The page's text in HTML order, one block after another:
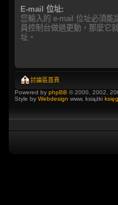
E-mail 位址:
您輸入的 e-mail 位址必須能
員控制台做過更動，那麼它
址。
討論區首頁
Powered by phpBB © 2000, 2002,
Style by Webdesign www, książki